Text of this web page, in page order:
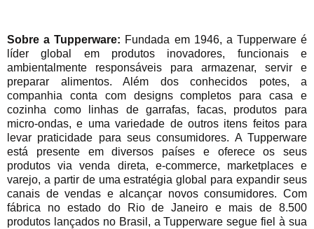
Sobre a Tupperware: Fundada em 1946, a Tupperware é
líder global em produtos inovadores, funcionais e
ambientalmente responsáveis para armazenar, servir e
preparar alimentos. Além dos conhecidos potes, a
companhia conta com designs completos para casa e
cozinha como linhas de garrafas, facas, produtos para
micro-ondas, e uma variedade de outros itens feitos para
levar praticidade para seus consumidores. A Tupperware
está presente em diversos países e oferece os seus
produtos via venda direta, e-commerce, marketplaces e
varejo, a partir de uma estratégia global para expandir seus
canais de vendas e alcançar novos consumidores. Com
fábrica no estado do Rio de Janeiro e mais de 8.500
produtos lançados no Brasil, a Tupperware segue fiel à sua